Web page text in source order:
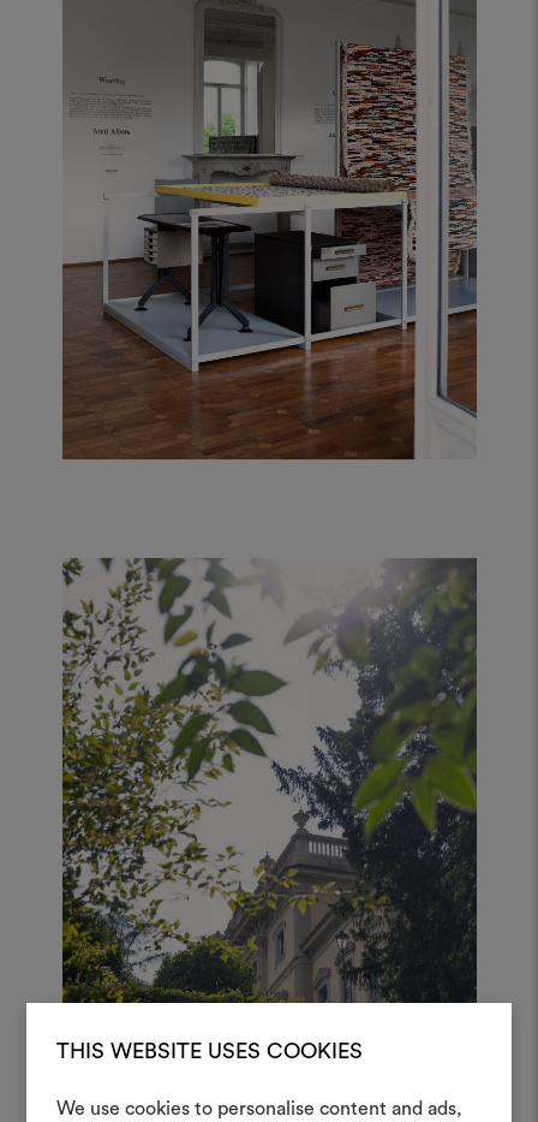
THIS WEBSITE USES COOKIES
We use cookies to personalise content and ads,